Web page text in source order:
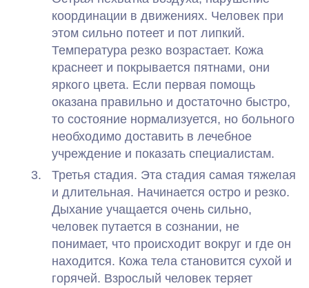
координации в движениях. Человек при
этом сильно потеет и пот липкий.
Температура резко возрастает. Кожа
краснеет и покрывается пятнами, они
яркого цвета. Если первая помощь
оказана правильно и достаточно быстро,
то состояние нормализуется, но больного
необходимо доставить в лечебное
учреждение и показать специалистам.
Третья стадия. Эта стадия самая тяжелая
и длительная. Начинается остро и резко.
Дыхание учащается очень сильно,
человек путается в сознании, не
понимает, что происходит вокруг и где он
находится. Кожа тела становится сухой и
горячей. Взрослый человек теряет